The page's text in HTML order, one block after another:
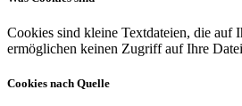
Cookies sind kleine Textdateien, die auf
ermöglichen keinen Zugriff auf Ihre
Cookies nach Quelle